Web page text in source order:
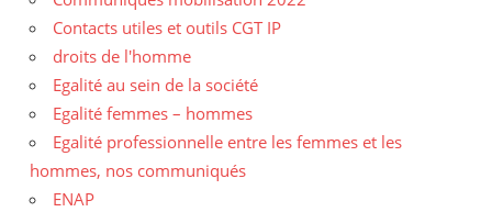
Contacts utiles et outils CGT IP
droits de l'homme
Egalité au sein de la société
Egalité femmes – hommes
Egalité professionnelle entre les femmes et les
hommes, nos communiqués
ENAP